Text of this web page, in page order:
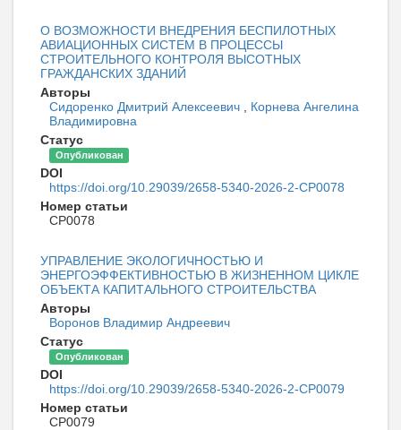
О ВОЗМОЖНОСТИ ВНЕДРЕНИЯ БЕСПИЛОТНЫХ
АВИАЦИОННЫХ СИСТЕМ В ПРОЦЕССЫ
СТРОИТЕЛЬНОГО КОНТРОЛЯ ВЫСОТНЫХ
ГРАЖДАНСКИХ ЗДАНИЙ
Авторы
Сидоренко Дмитрий Алексеевич
Корнева Ангелина
Владимировна
Статус
Опубликован
DOI
https://doi.org/10.29039/2658-5340-2026-2-CP0078
Номер статьи
CP0078
УПРАВЛЕНИЕ ЭКОЛОГИЧНОСТЬЮ И
ЭНЕРГОЭФФЕКТИВНОСТЬЮ В ЖИЗНЕННОМ ЦИКЛЕ
ОБЪЕКТА КАПИТАЛЬНОГО СТРОИТЕЛЬСТВА
Авторы
Воронов Владимир Андреевич
Статус
Опубликован
DOI
https://doi.org/10.29039/2658-5340-2026-2-CP0079
Номер статьи
CP0079